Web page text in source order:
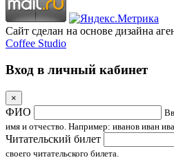
Сайт сделан на основе дизайна
Coffee Studio
Вход в личный кабинет
×
ФИО
имя и отчество. Например: иванов иван
Читательский билет
своего читательского билета.